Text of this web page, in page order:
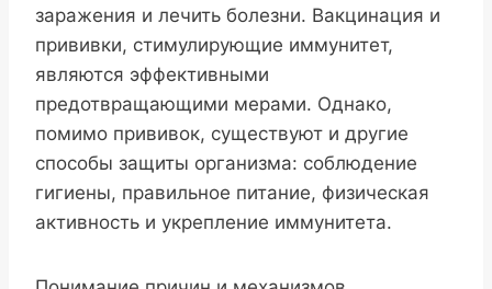
заражения и лечить болезни. Вакцинация и
прививки, стимулирующие иммунитет,
являются эффективными
предотвращающими мерами. Однако,
помимо прививок, существуют и другие
способы защиты организма: соблюдение
гигиены, правильное питание, физическая
активность и укрепление иммунитета.